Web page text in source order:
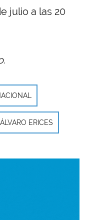
julio a las 20
ÁLVARO ERICES